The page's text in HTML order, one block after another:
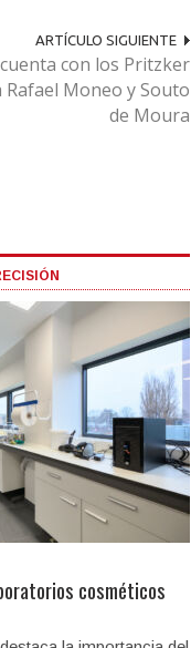
ARTÍCULO SIGUIENTE
con los Pritzker
Moneo y Souto
de Moura
cosméticos